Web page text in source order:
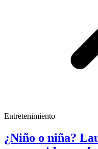
Entretenimiento
¿Niño o niña?